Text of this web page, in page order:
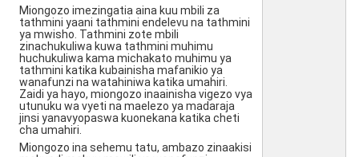
Miongozo imezingatia aina kuu mbili za
tathmini yaani tathmini endelevu na tathmini
ya mwisho. Tathmini zote mbili
zinachukuliwa kuwa tathmini muhimu
huchukuliwa kama michakato muhimu ya
tathmini katika kubainisha mafanikio ya
wanafunzi na watahiniwa katika umahiri.
Zaidi ya hayo, miongozo inaainisha vigezo vya
utunuku wa vyeti na maelezo ya madaraja
jinsi yanavyopaswa kuonekana katika cheti
cha umahiri.
Miongozo ina sehemu tatu, ambazo zinaakisi